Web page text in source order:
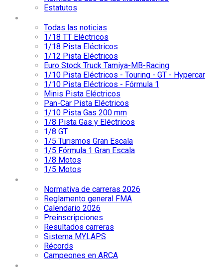
Estatutos
Todas las noticias
1/18 TT Eléctricos
1/18 Pista Eléctricos
1/12 Pista Eléctricos
Euro Stock Truck Tamiya-MB-Racing
1/10 Pista Eléctricos - Touring - GT - Hypercar
1/10 Pista Eléctricos - Fórmula 1
Minis Pista Eléctricos
Pan-Car Pista Eléctricos
1/10 Pista Gas 200 mm
1/8 Pista Gas y Eléctricos
1/8 GT
1/5 Turismos Gran Escala
1/5 Fórmula 1 Gran Escala
1/8 Motos
1/5 Motos
Normativa de carreras 2026
Reglamento general FMA
Calendario 2026
Preinscripciones
Resultados carreras
Sistema MYLAPS
Récords
Campeones en ARCA